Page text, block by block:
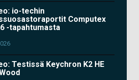
io-techin
Computex
-tapahtumasta
Testissä Keychron K2 HE